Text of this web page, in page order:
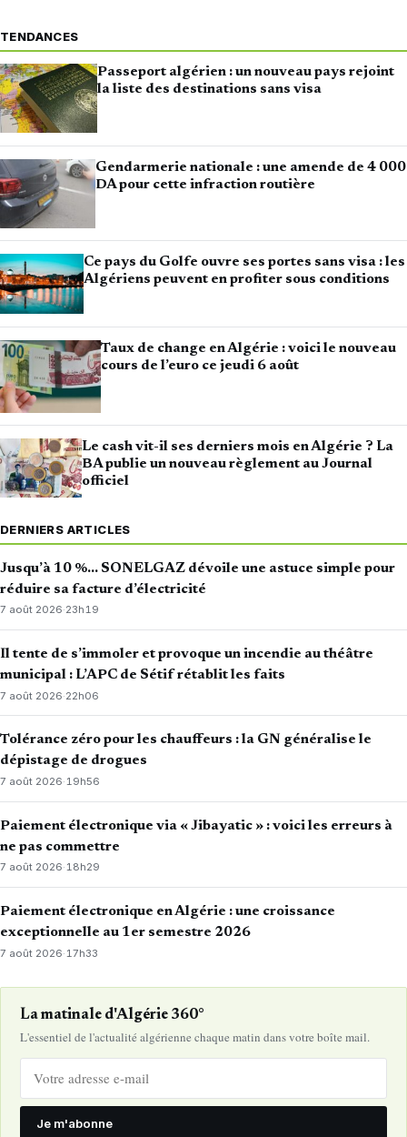
TENDANCES
Passeport algérien : un nouveau pays rejoint
la liste des destinations sans visa
Gendarmerie nationale : une amende de 4 000
DA pour cette infraction routière
Ce pays du Golfe ouvre ses portes sans visa : les
Algériens peuvent en profiter sous conditions
Taux de change en Algérie : voici le nouveau
cours de l’euro ce jeudi 6 août
Le cash vit-il ses derniers mois en Algérie ? La
BA publie un nouveau règlement au Journal
officiel
DERNIERS ARTICLES
Jusqu’à 10 %… SONELGAZ dévoile une astuce simple pour
réduire sa facture d’électricité
7 août 2026·23h19
Il tente de s’immoler et provoque un incendie au théâtre
municipal : L’APC de Sétif rétablit les faits
7 août 2026·22h06
Tolérance zéro pour les chauffeurs : la GN généralise le
dépistage de drogues
7 août 2026·19h56
Paiement électronique via « Jibayatic » : voici les erreurs à
ne pas commettre
7 août 2026·18h29
Paiement électronique en Algérie : une croissance
exceptionnelle au 1er semestre 2026
7 août 2026·17h33
La matinale d'Algérie 360°
L'essentiel de l'actualité algérienne chaque matin dans votre boîte mail.
Je m'abonne